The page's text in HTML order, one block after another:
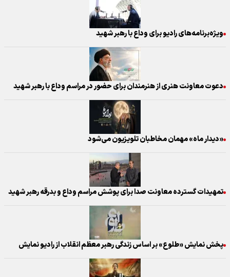
ویژه‌برنامه‌های رادیو برای وداع با رهبر شهید
دعوت معاونت هنری از هنرمندان برای حضور در مراسم وداع با رهبر شهید
«دیدار ماه» مهمان مخاطبان تلویزیون می‌شود
تمهیدات گسترده معاونت صدا برای پوشش مراسم وداع و بدرقه رهبر شهید
پخش نمایش «طلوع» بر اساس زندگی رهبر معظم انقلاب از رادیو نمایش